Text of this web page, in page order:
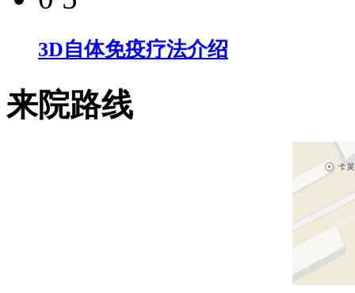
3D自体免疫疗法介绍
来院路线